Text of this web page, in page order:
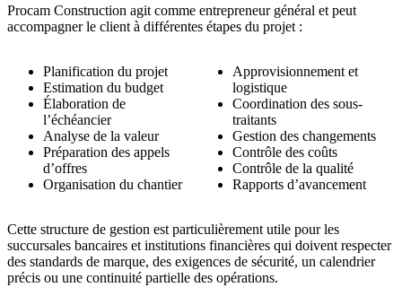
Procam Construction agit comme entrepreneur général et peut
accompagner le client à différentes étapes du projet :
Planification du projet
Estimation du budget
Élaboration de
l’échéancier
Analyse de la valeur
Préparation des appels
d’offres
Organisation du chantier
Approvisionnement et
logistique
Coordination des sous-
traitants
Gestion des changements
Contrôle des coûts
Contrôle de la qualité
Rapports d’avancement
Cette structure de gestion est particulièrement utile pour les
succursales bancaires et institutions financières qui doivent respecter
des standards de marque, des exigences de sécurité, un calendrier
précis ou une continuité partielle des opérations.